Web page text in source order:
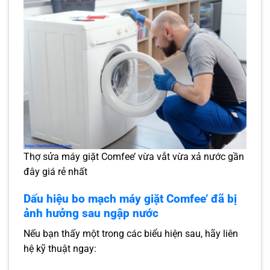
Thợ sửa máy giặt Comfee’ vừa vắt vừa xả nước gần
đây giá rẻ nhất
Dấu hiệu bo mạch máy giặt Comfee’ đã bị
ảnh hưởng sau ngập nước
Nếu bạn thấy một trong các biểu hiện sau, hãy liên
hệ kỹ thuật ngay: